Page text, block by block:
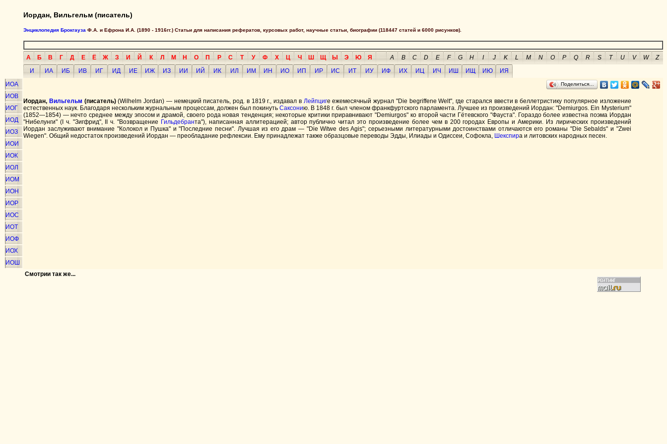
Иордан, Вильгельм (писатель)
Энциклопедия Брокгауза Ф.А. и Ефрона И.А. (1890 - 1916гг.) Статьи для написания рефератов, курсовых работ, научные статьи, биографии (118447 статей и 6000 рисунков).
А Б В Г Д Е Ё Ж З И Й К Л М Н О П Р С Т У Ф Х Ц Ч Ш Щ Ы Э Ю Я A B C D E F G H I J K L M N O P Q R S T U V W
Z
И
ИА ИБ ИВ ИГ ИД ИЕ ИЖ ИЗ ИИ ИЙ ИК ИЛ ИМ ИН ИО ИП ИР ИС ИТ ИУ ИФ ИХ ИЦ ИЧ ИШ ИЩ ИЮ
ИЯ
ИОА
ИОВ
ИОГ
ИОД
ИОЗ
ИОИ
ИОК
ИОЛ
ИОМ
ИОН
ИОР
ИОС
ИОТ
ИОФ
ИОХ
ИОШ
Поделиться…
Иордан, Вильгельм (писатель)(Wilhelm Jordan) — немецкий писатель, род. в 1819 г., издавал в Лейпциге ежемесячный журнал "Die begriffene Welt", где старался ввести в беллетристику популярное изложение
естественных наук. Благодаря нескольким журнальным процессам, должен был покинуть Саксонию. В 1848 г. был членом франкфуртского парламента. Лучшее из произведений Иордан: "Demiurgos. Ein Mysterium"
(1852—1854) — нечто среднее между эпосом и драмой, своего рода новая тенденция; некоторые критики приравнивают "Demiurgos" ко второй части Гётевского "Фауста". Гораздо более известна поэма Иордан
"Нибелунги" (I ч. "Зигфрид", II ч. "Возвращение Гильдебранта"), написанная аллитерацией; автор публично читал это произведение более чем в 200 городах Европы и Америки. Из лирических произведений
Иордан заслуживают внимание "Колокол и Пушка" и "Последние песни". Лучшая из его драм — "Die Witwe des Agis"; серьезными литературными достоинствами отличаются его романы "Die Sebalds" и "Zwei
Wiegen". Общий недостаток произведений Иордан — преобладание рефлексии. Ему принадлежат также образцовые переводы Эдды, Илиады и Одиссеи, Софокла, Шекспира и литовских народных песен.
Смотрии так же...